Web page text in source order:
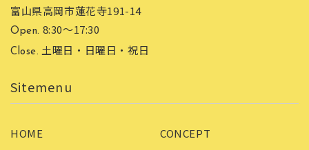
富山県高岡市蓮花寺191-14
Open. 8:30〜17:30
Close. 土曜日・日曜日・祝日
HOME
CONCEPT